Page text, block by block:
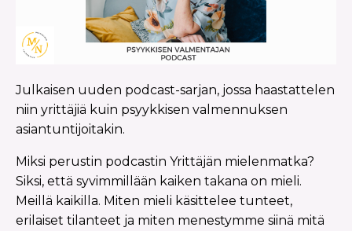
Julkaisen uuden podcast-sarjan, jossa haastattelen
niin yrittäjiä kuin psyykkisen valmennuksen
asiantuntijoitakin.
Miksi perustin podcastin Yrittäjän mielenmatka?
Siksi, että syvimmillään kaiken takana on mieli.
Meillä kaikilla. Miten mieli käsittelee tunteet,
erilaiset tilanteet ja miten menestymme siinä mitä